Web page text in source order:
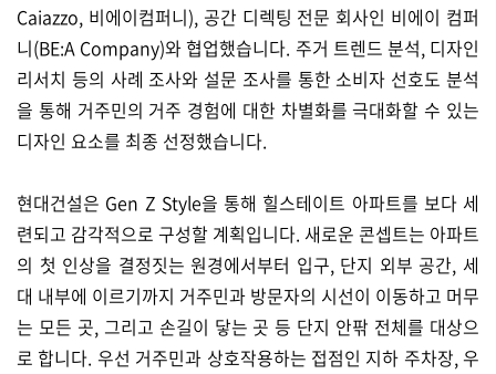
Caiazzo, 비에이컴퍼니), 공간 디렉팅 전문 회사인 비에이 컴퍼
니(BE:A Company)와 협업했습니다. 주거 트렌드 분석, 디자인
리서치 등의 사례 조사와 설문 조사를 통한 소비자 선호도 분석
을 통해 거주민의 거주 경험에 대한 차별화를 극대화할 수 있는
디자인 요소를 최종 선정했습니다.
현대건설은 Gen Z Style을 통해 힐스테이트 아파트를 보다 세
련되고 감각적으로 구성할 계획입니다. 새로운 콘셉트는 아파트
의 첫 인상을 결정짓는 원경에서부터 입구, 단지 외부 공간, 세
대 내부에 이르기까지 거주민과 방문자의 시선이 이동하고 머무
는 모든 곳, 그리고 손길이 닿는 곳 등 단지 안팎 전체를 대상으
로 합니다. 우선 거주민과 상호작용하는 접점인 지하 주차장, 우